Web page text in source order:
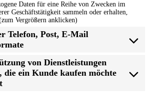
Daten für eine Reihe von Zwecken im
Geschäftstätigkeit sammeln oder erhalten,
Vergrößern anklicken)
Telefon, Post, E-Mail
von Dienstleistungen
die ein Kunde kaufen möchte